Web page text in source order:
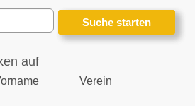
auf
Verein